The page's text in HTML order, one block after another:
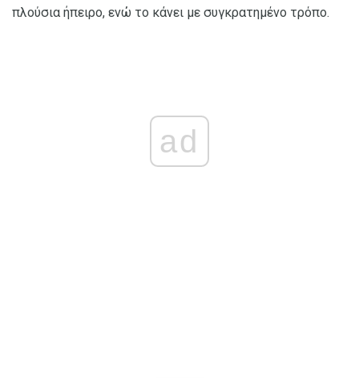
πλούσια ήπειρο, ενώ το κάνει με συγκρατημένο τρόπο.
ad